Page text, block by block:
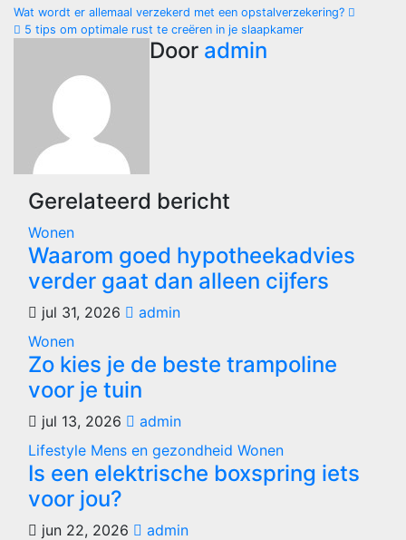
Bericht
Wat wordt er allemaal verzekerd met een opstalverzekering?
5 tips om optimale rust te creëren in je slaapkamer
Door admin
Gerelateerd bericht
Wonen
Waarom goed hypotheekadvies
verder gaat dan alleen cijfers
jul 31, 2026
admin
Wonen
Zo kies je de beste trampoline
voor je tuin
jul 13, 2026
admin
Lifestyle Mens en gezondheid Wonen
Is een elektrische boxspring iets
voor jou?
jun 22, 2026 admin